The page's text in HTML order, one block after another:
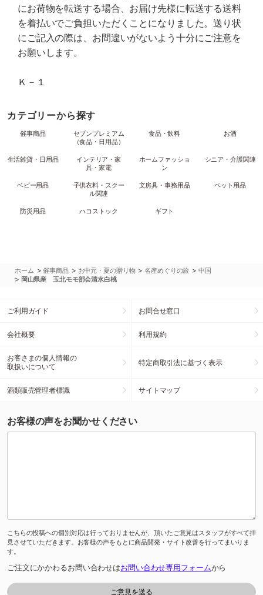
にお荷物を転送する場合、お届け先様に転送する送料
を着払いでご負担いただくことになりました。送り状
にご記入の際は、お間違いがないよう十分にご注意を
お願いします。
Ｋ－１
カテゴリーから探す
催事商品
セブンプレミアム
（食品・日用品）
食品・飲料 お酒
生活雑貨・日用品
インテリア・家
具・家電
ホームファッショ
ン
シニア・介護関連
ベビー用品
子供衣料・スクー
ル関連
文房具・事務用品 ペット用品
防災用品 ハコストック ギフト
ホーム >催事商品 > お中元・夏の贈り物 >名産めぐりの旅 >中国
> 岡山県産 玉北モモ部会清水白桃
ご利用ガイド お問合せ窓口
会社概要 利用規約
お客さまの個人情報の
取扱いについて
特定商取引法に基づく表示
酒類販売管理者標識 サイトマップ
お客様の声をお聞かせください
こちらの投稿への個別対応は行っておりませんが、頂いたご意見はスタッフがすべて拝
見させていただきます。お客様の声をもとに商品開発・サイト改善を行ってまいりま
す。
ご注文にかかわるお問い合わせはお問い合わせ専用フォームから